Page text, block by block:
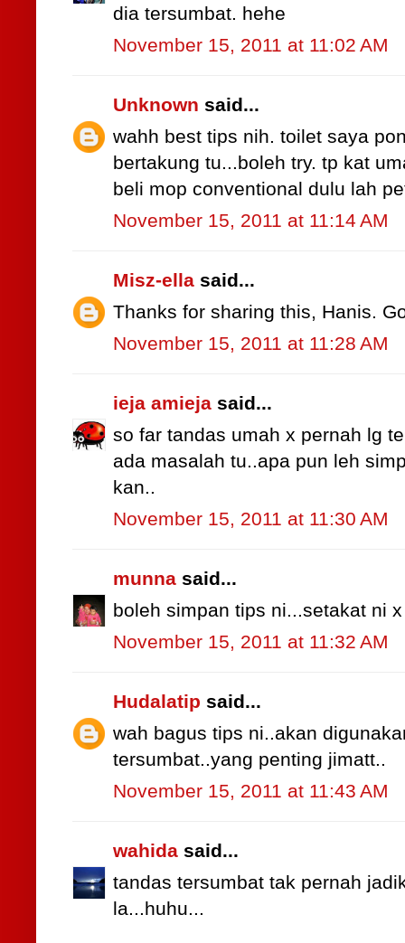
dia tersumbat. hehe
November 15, 2011 at 11:02 AM
Unknown said...
wahh best tips nih. toilet saya
bertakung tu...boleh try. tp kat
beli mop conventional dulu lah
November 15, 2011 at 11:14 AM
Misz-ella said...
Thanks for sharing this, Hanis.
November 15, 2011 at 11:28 AM
ieja amieja said...
so far tandas umah x pernah lg
ada masalah tu..apa pun leh
kan..
November 15, 2011 at 11:30 AM
munna said...
boleh simpan tips ni...setakat ni
November 15, 2011 at 11:32 AM
Hudalatip said...
wah bagus tips ni..akan
tersumbat..yang penting jimatt..
November 15, 2011 at 11:43 AM
wahida said...
tandas tersumbat tak pernah
la...huhu...